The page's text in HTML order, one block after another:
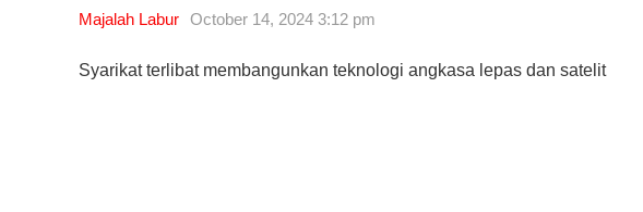
Majalah Labur October 14, 2024 3:12 pm
Syarikat terlibat membangunkan teknologi angkasa lepas dan satelit